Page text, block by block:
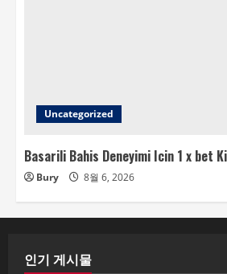
Uncategorized
Basarili Bahis Deneyimi Icin 1 x bet
Bury 8월 6, 2026
인기 게시물